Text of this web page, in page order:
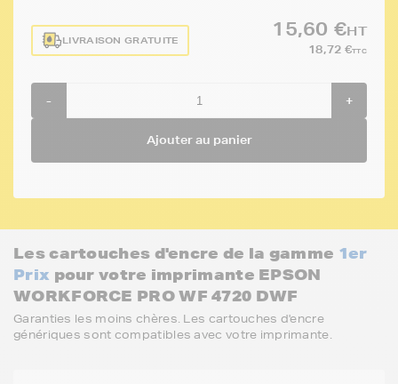
LIVRAISON GRATUITE
15,60 €HT
18,72 €TTC
- +
Ajouter au panier
Les cartouches d'encre de la gamme 1er
Prix pour votre imprimante EPSON
WORKFORCE PRO WF 4720 DWF
Garanties les moins chères. Les cartouches d'encre
génériques sont compatibles avec votre imprimante.